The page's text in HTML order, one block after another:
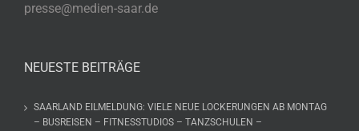
presse@medien-saar.de
NEUESTE BEITRÄGE
SAARLAND EILMELDUNG: VIELE NEUE LOCKERUNGEN AB MONTAG
– BUSREISEN – FITNESSTUDIOS – TANZSCHULEN –